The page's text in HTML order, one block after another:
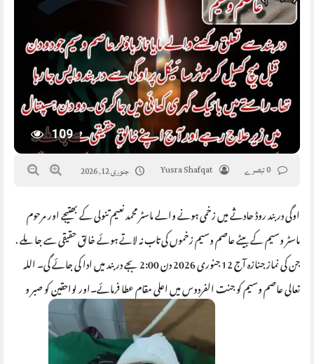
109
Yusra Shafqat جنوری 12, 2026
اوگی دربند روڈ حادثے میں زخمی ہونے والے ماسٹر محمد نعیم تنولی کے بھتیجے اور مرحوم
ماسٹر وسیم کے بیٹے عاصم وسیم زخموں کی تاب نہ لاتے ہوئے خالق حقیقی سے جا ملے .
جن کی نماز جنازہ آج 12 جنوری 2026 دن 2:00 بجے دربند میں ادا کی جائے گی۔ اللہ
تعالی عاصم وسیم کو جنت الفردوس میں اعلی مقام عطا فرمائے۔اور لواحقین کو صبر و